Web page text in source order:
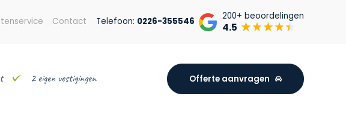
Contact Telefoon: 0226-355546 200+ beoordelingen
4.5
2 eigen vestigingen Offerte aanvragen